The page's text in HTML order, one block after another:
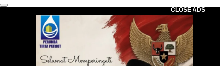
CLOSE ADS